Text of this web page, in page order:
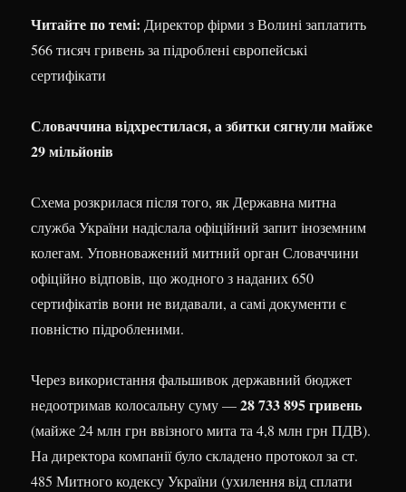
Читайте по темі: Директор фірми з Волині заплатить
566 тисяч гривень за підроблені європейські
сертифікати
Словаччина відхрестилася, а збитки сягнули майже
29 мільйонів
Схема розкрилася після того, як Державна митна
служба України надіслала офіційний запит іноземним
колегам. Уповноважений митний орган Словаччини
офіційно відповів, що жодного з наданих 650
сертифікатів вони не видавали, а самі документи є
повністю підробленими.
Через використання фальшивок державний бюджет
недоотримав колосальну суму —28 733 895 гривень
(майже 24 млн грн ввізного мита та 4,8 млн грн ПДВ).
На директора компанії було складено протокол за ст.
485 Митного кодексу України (ухилення від сплати